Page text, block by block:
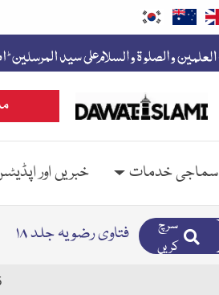
سماجی خدمات خبریں اور
فتاوی رضویہ جلد ۱۸
سرچ
کریں